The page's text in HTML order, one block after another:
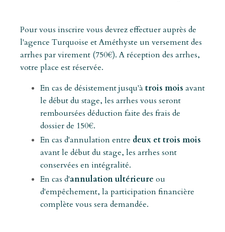
Pour vous inscrire vous devrez effectuer auprès de
l'agence Turquoise et Améthyste un versement des
arrhes par virement (750€). A réception des arrhes,
votre place est réservée.
En cas de désistement jusqu'à trois mois avant
le début du stage, les arrhes vous seront
remboursées déduction faite des frais de
dossier de 150€.
En cas d'annulation entre deux et trois mois
avant le début du stage, les arrhes sont
conservées en intégralité.
En cas d'annulation ultérieure ou
d'empêchement, la participation financière
complète vous sera demandée.